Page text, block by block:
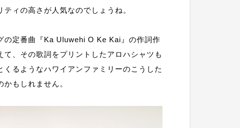
ィの高さが人気なのでしょうね。
の定番曲『Ka Uluwehi O Ke Kai』の作詞作
、その歌詞をプリントしたアロハシャツも
るようなハワイアンファミリーのこうした
もしれません。